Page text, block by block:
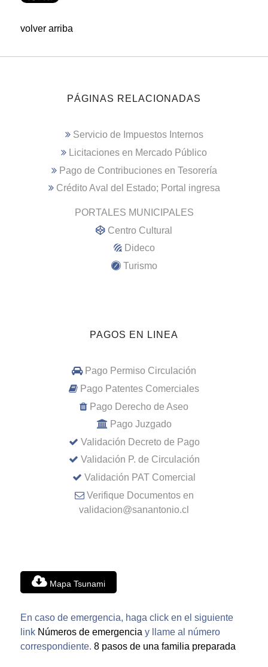
volver arriba
PÁGINAS RELACIONADAS
Servicio de Impuestos Internos
Licitaciones en Mercado Público
Pago de Contribuciones en Tesorería
Crédito Aval del Estado; Portal ingresa
PORTALES MUNICIPALES
Centro Cultural
Dideco
Turismo
PAGOS EN LINEA
Pago Permiso Circulación
Pago Patentes Comerciales
Pago Derecho de Aseo
Pago Juzgado
Validación Decreto de Pago
Validación P. de Circulación
Validación PAT Comercial
Verifique Documentos en
validacion@sanantonio.cl
Mapa Tsunami
En caso de emergencia, haga click en el siguiente
link Números de emergencia y llame al número
correspondiente. 8 pasos de una familia preparada